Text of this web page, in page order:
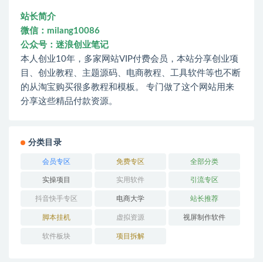
站长简介
微信：milang10086
公众号：迷浪创业笔记
本人创业10年，多家网站VIP付费会员，本站分享创业项
目、创业教程、主题源码、电商教程、工具软件等也不断
的从淘宝购买很多教程和模板。 专门做了这个网站用来
分享这些精品付款资源。
分类目录
会员专区 免费专区 全部分类
实操项目 实用软件 引流专区
抖音快手专区 电商大学 站长推荐
脚本挂机 虚拟资源 视屏制作软件
软件板块 项目拆解